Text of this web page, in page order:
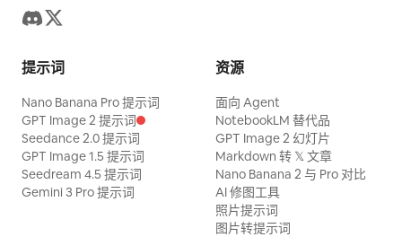
提示词
Nano Banana Pro 提示词
GPT Image 2 提示词
Seedance 2.0 提示词
GPT Image 1.5 提示词
Seedream 4.5 提示词
Gemini 3 Pro 提示词
资源
面向 Agent
NotebookLM 替代品
GPT Image 2 幻灯片
Markdown 转 𝕏 文章
Nano Banana 2 与 Pro 对比
AI 修图工具
照片提示词
图片转提示词